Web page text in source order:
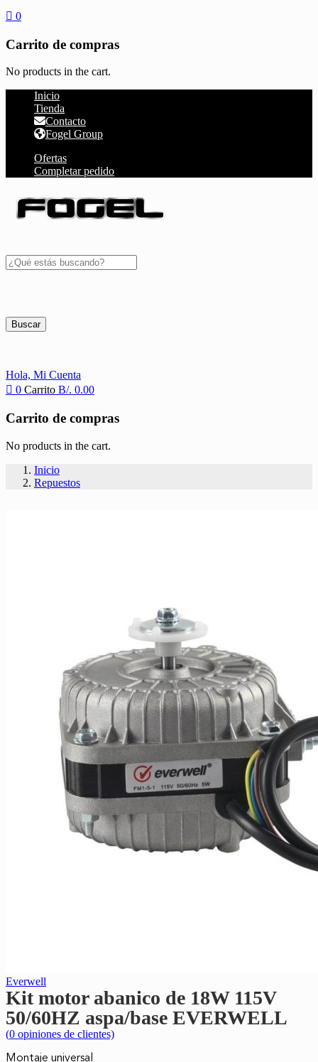
0
Carrito de compras
No products in the cart.
Inicio
Tienda
Contacto
Fogel Group
Ofertas
Completar pedido
Buscar
Hola, Mi Cuenta
0 Carrito B/. 0.00
Carrito de compras
No products in the cart.
Inicio
Repuestos
Everwell
Kit motor abanico de 18W 115V
50/60HZ aspa/base EVERWELL
(0 opiniones de clientes)
Montaje universal